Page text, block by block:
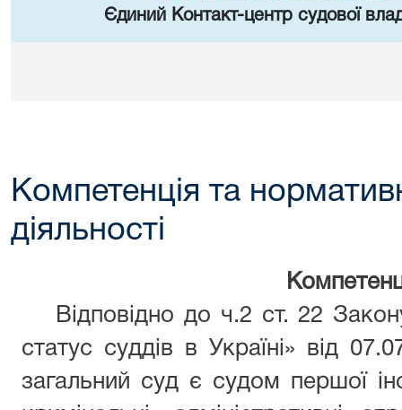
Єдиний Контакт-центр судової
Компетенція та
діяльності
Відповідно до ч.2 ст. 22
статус суддів в Україні» від
загальний суд є судом першої